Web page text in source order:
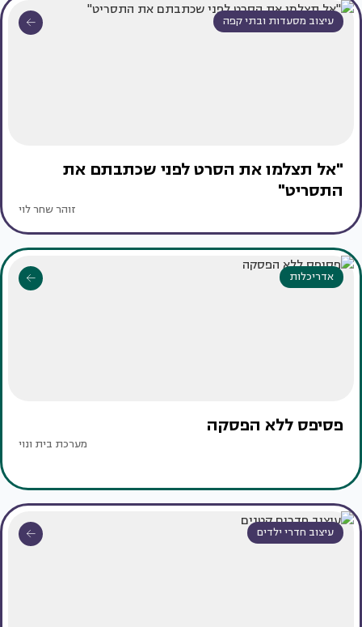
עיצוב מסעדות ובתי קפה
"אל תצלמו את הסרט לפני שכתבתם את
התסריט"
זוהר שחר לוי
אדריכלות
פסיפס ללא הפסקה
מערכת בית ונוי
עיצוב חדרי ילדים